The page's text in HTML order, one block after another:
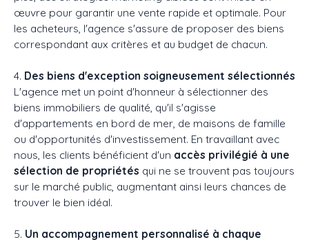
œuvre pour garantir une vente rapide et optimale. Pour
les acheteurs, l'agence s'assure de proposer des biens
correspondant aux critères et au budget de chacun.
4. Des biens d'exception soigneusement sélectionnés
L'agence met un point d'honneur à sélectionner des
biens immobiliers de qualité, qu'il s'agisse
d'appartements en bord de mer, de maisons de famille
ou d'opportunités d'investissement. En travaillant avec
nous, les clients bénéficient d'un accès privilégié à une
sélection de propriétés qui ne se trouvent pas toujours
sur le marché public, augmentant ainsi leurs chances de
trouver le bien idéal.
5. Un accompagnement personnalisé à chaque